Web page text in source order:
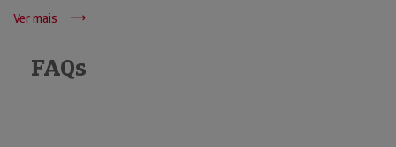
Ver mais
FAQs